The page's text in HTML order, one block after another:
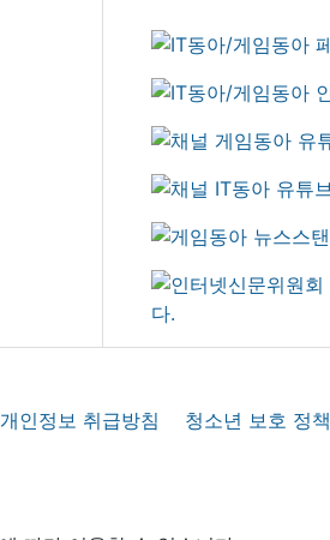
개인정보 취급방침
청소년 보호 정책